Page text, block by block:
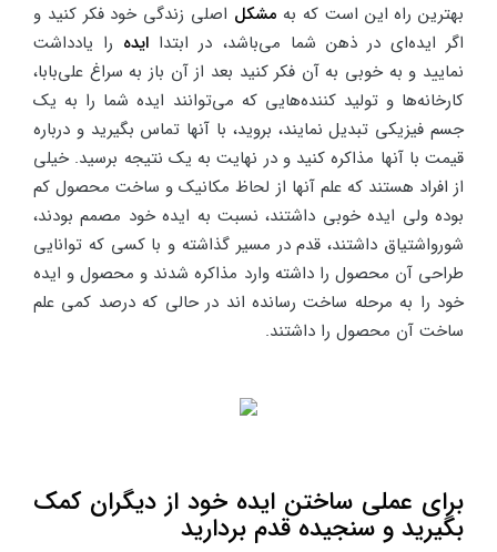
بهترین راه این است که به مشکل اصلی زندگی خود فکر کنید و
اگر ایده‌ای در ذهن شما می‌باشد، در ابتدا ایده را یادداشت
نمایید و به خوبی به آن فکر کنید بعد از آن باز به سراغ علی‌بابا،
کارخانه‌ها و تولید کننده‌هایی که می‌توانند ایده شما را به یک
جسم فیزیکی تبدیل نمایند، بروید، با آنها تماس بگیرید و درباره
قیمت با آنها مذاکره ‌کنید و در نهایت به یک نتیجه برسید. خیلی
از افراد هستند که علم آنها از لحاظ مکانیک و ساخت محصول کم
بوده ولی ایده خوبی داشتند، نسبت به ایده خود مصمم بودند،
شورواشتیاق داشتند، قدم در مسیر گذاشته و با کسی که توانایی
طراحی آن محصول را داشته وارد مذاکره شدند و محصول و ایده
خود را به مرحله ساخت رسانده اند در حالی که درصد کمی علم
ساخت آن محصول را داشتند.
برای عملی ساختن ایده خود از دیگران کمک
بگیرید و سنجیده قدم بردارید